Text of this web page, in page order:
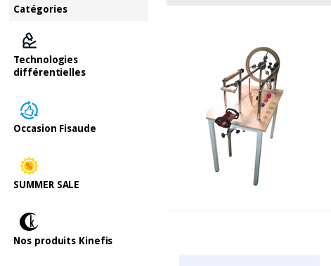
Catégories
Technologies
différentielles
Occasion Fisaude
SUMMER SALE
Nos produits Kinefis